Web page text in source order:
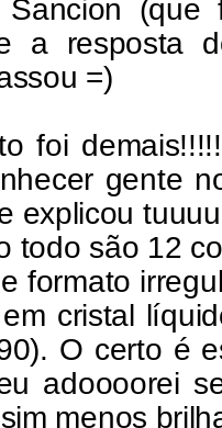
Sancion
a resposta
=)
foi
gente
explicou
todo são 12
formato
cristal
O certo é
adoooorei
menos